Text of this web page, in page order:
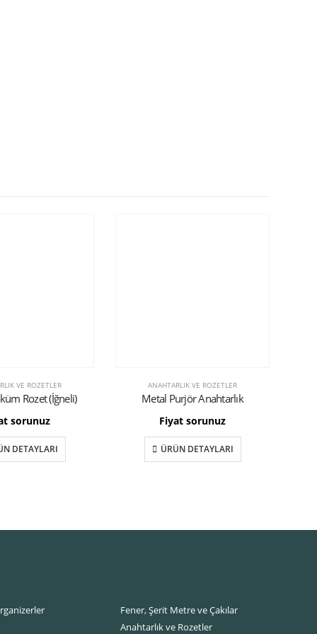
VE ROZETLER
Rozet (İğneli)
sorunuz
DETAYLARI
ANAHTARLIK VE ROZETLER
Metal Purjör Anahtarlık
Fiyat sorunuz
ÜRÜN DETAYLARI
Fener, Şerit Metre ve Çakılar
Anahtarlık ve Rozetler